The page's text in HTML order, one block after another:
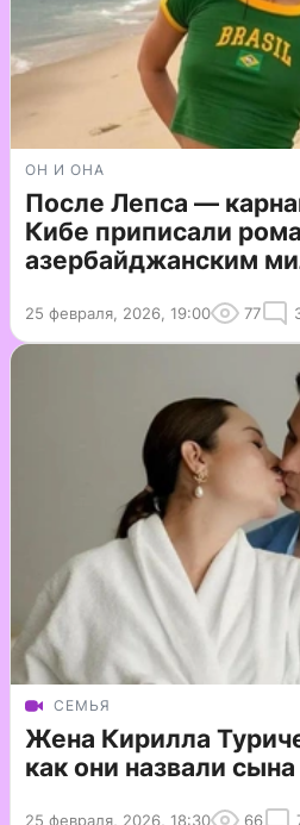
ОН И ОНА
После Лепса —
Кибе приписали
азербайджанским
25 февраля, 2026, 19:00 77
СЕМЬЯ
Жена Кирилла
как они назвали сына
25 февраля, 2026, 18:30 66